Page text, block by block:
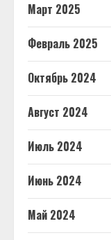
Март 2025
Февраль 2025
Октябрь 2024
Август 2024
Июль 2024
Июнь 2024
Май 2024